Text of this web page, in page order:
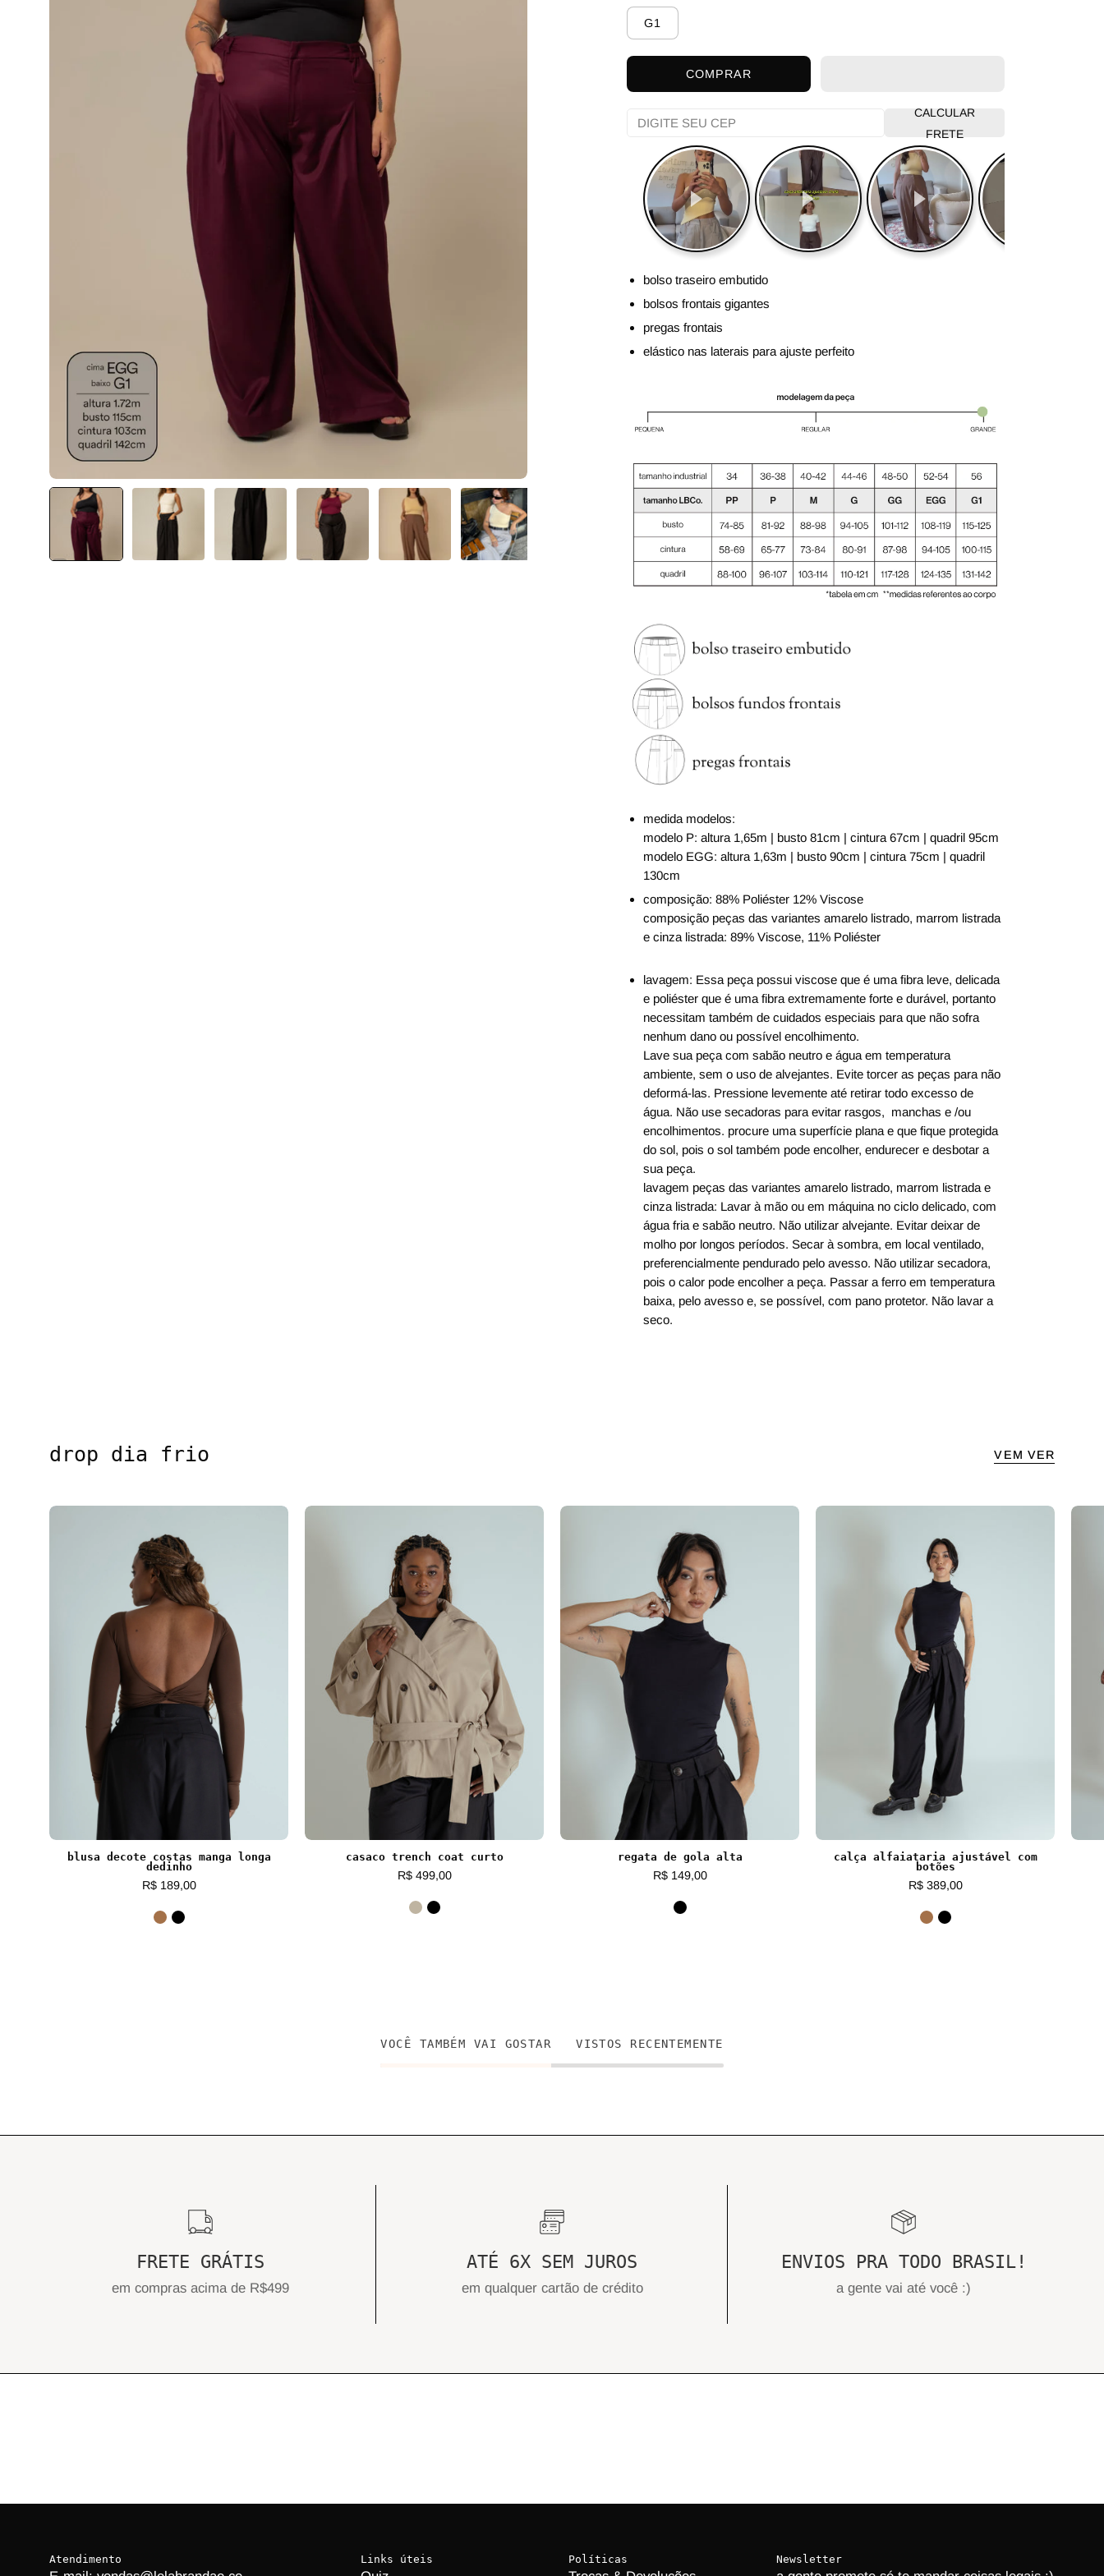
G1
COMPRAR
CALCULAR
FRETE
bolso traseiro embutido
bolsos frontais gigantes
pregas frontais
elástico nas laterais para ajuste perfeito
medida modelos:
modelo P: altura 1,65m | busto 81cm | cintura 67cm | quadril 95cm
modelo EGG: altura 1,63m | busto 90cm | cintura 75cm | quadril
130cm
composição: 88% Poliéster 12% Viscose
composição peças das variantes amarelo listrado, marrom listrada
e cinza listrada: 89% Viscose, 11% Poliéster
lavagem: Essa peça possui viscose que é uma fibra leve, delicada
e poliéster que é uma fibra extremamente forte e durável, portanto
necessitam também de cuidados especiais para que não sofra
nenhum dano ou possível encolhimento.
Lave sua peça com sabão neutro e água em temperatura
ambiente, sem o uso de alvejantes. Evite torcer as peças para não
deformá-las. Pressione levemente até retirar todo excesso de
água. Não use secadoras para evitar rasgos, manchas e /ou
encolhimentos. procure uma superfície plana e que fique protegida
do sol, pois o sol também pode encolher, endurecer e desbotar a
sua peça.
lavagem peças das variantes amarelo listrado, marrom listrada e
cinza listrada: Lavar à mão ou em máquina no ciclo delicado, com
água fria e sabão neutro. Não utilizar alvejante. Evitar deixar de
molho por longos períodos. Secar à sombra, em local ventilado,
preferencialmente pendurado pelo avesso. Não utilizar secadora,
pois o calor pode encolher a peça. Passar a ferro em temperatura
baixa, pelo avesso e, se possível, com pano protetor. Não lavar a
seco.
drop dia frio VEM VER
blusa decote costas manga longa dedinho
blusa decote costas manga longa
dedinho
R$ 189,00
casaco trench coat curto
casaco trench coat curto
R$ 499,00
regata de gola alta
R$ 149,00
calça alfaiataria ajustável
calça alfaiataria ajustável com
botões
R$ 389,00
VOCÊ TAMBÉM VAI GOSTAR VISTOS RECENTEMENTE
FRETE GRÁTIS
em compras acima de R$499
ATÉ 6X SEM JUROS
em qualquer cartão de crédito
ENVIOS PRA TODO BRASIL!
a gente vai até você :)
Atendimento Links úteis Políticas Newsletter